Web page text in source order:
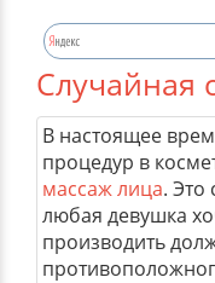
Случайная
В настоящее
процедур в
массаж лица. Это
любая девушка
производить